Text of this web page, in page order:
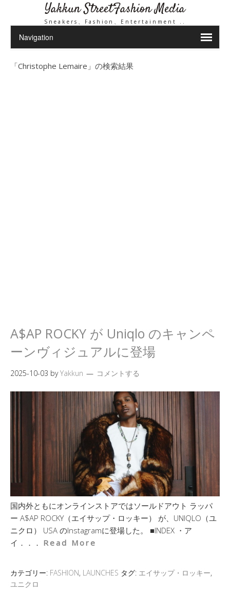
Yakkun StreetFashion Media
Sneakers、Fashion、Entertainment ..
「Christophe Lemaire 」の検索結果
A$AP ROCKY が Uniqlo のキャンペ
ーンヴィジュアルに登場
2025-10-03 byYakkun コメントする
国内外ともにオンラインストアではソールドアウト ラッパ
ー A$AP ROCKY（エイサップ・ロッキー） が、UNIQLO（ユ
ニクロ） USA のInstagramに登場した。 ■INDEX ・ア
イ．．． Read More
カテゴリー: FASHION, LAUNCHES タグ: エイサップ・ロッキー,
ユニクロ